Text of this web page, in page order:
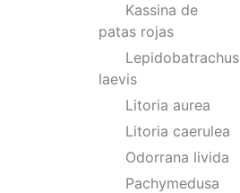
Kassina de
patas rojas
Lepidobatrachus
laevis
Litoria aurea
Litoria caerulea
Odorrana livida
Pachymedusa